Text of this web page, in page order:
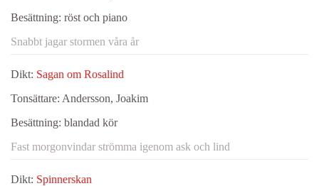
Besättning: röst och piano
Snabbt jagar stormen våra år
Dikt: Sagan om Rosalind
Tonsättare: Andersson, Joakim
Besättning: blandad kör
Fast morgonvindar strömma igenom ask och lind
Dikt: Spinnerskan